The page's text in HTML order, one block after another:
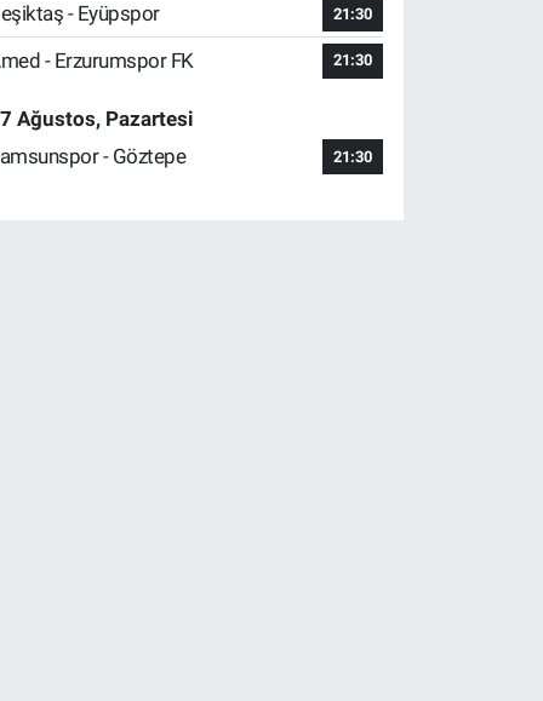
- Eyüpspor 21:30
- Erzurumspor FK 21:30
Ağustos, Pazartesi
- Göztepe
21:30